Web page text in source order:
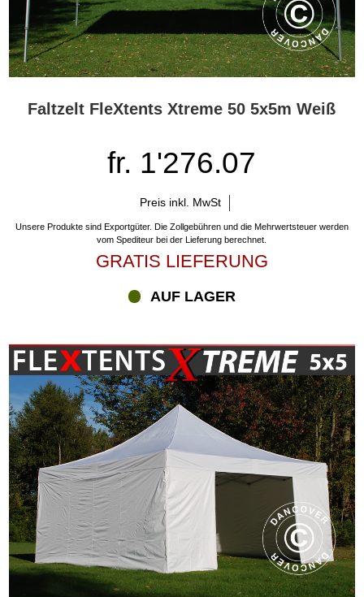
Faltzelt FleXtents Xtreme 50 5x5m Weiß
fr. 1'276.07
Preis inkl. MwSt
Unsere Produkte sind Exportgüter. Die Zollgebühren und die Mehrwertsteuer werden
vom Spediteur bei der Lieferung berechnet.
GRATIS LIEFERUNG
AUF LAGER